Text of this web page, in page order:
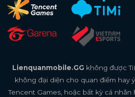
Lienquanmobile.GG không được
không đại diện cho quan điểm hay
Tencent Games, hoặc bất kỳ cá